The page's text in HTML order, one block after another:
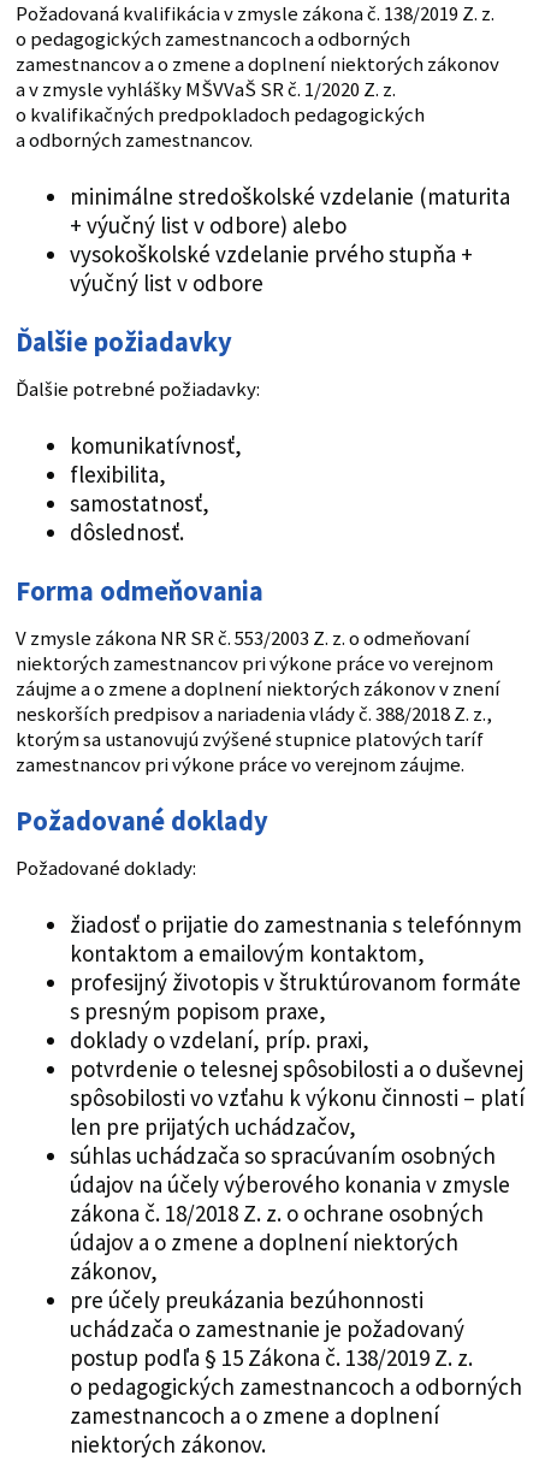
Požadovaná kvalifikácia v zmysle zákona č. 138/2019 Z. z.
o pedagogických zamestnancoch a odborných
zamestnancov a o zmene a doplnení niektorých zákonov
a v zmysle vyhlášky MŠVVaŠ SR č. 1/2020 Z. z.
o kvalifikačných predpokladoch pedagogických
a odborných zamestnancov.
minimálne stredoškolské vzdelanie (maturita
+ výučný list v odbore) alebo
vysokoškolské vzdelanie prvého stupňa +
výučný list v odbore
Ďalšie požiadavky
Ďalšie potrebné požiadavky:
komunikatívnosť,
flexibilita,
samostatnosť,
dôslednosť.
Forma odmeňovania
V zmysle zákona NR SR č. 553/2003 Z. z. o odmeňovaní
niektorých zamestnancov pri výkone práce vo verejnom
záujme a o zmene a doplnení niektorých zákonov v znení
neskorších predpisov a nariadenia vlády č. 388/2018 Z. z.,
ktorým sa ustanovujú zvýšené stupnice platových taríf
zamestnancov pri výkone práce vo verejnom záujme.
Požadované doklady
Požadované doklady:
žiadosť o prijatie do zamestnania s telefónnym
kontaktom a emailovým kontaktom,
profesijný životopis v štruktúrovanom formáte
s presným popisom praxe,
doklady o vzdelaní, príp. praxi,
potvrdenie o telesnej spôsobilosti a o duševnej
spôsobilosti vo vzťahu k výkonu činnosti – platí
len pre prijatých uchádzačov,
súhlas uchádzača so spracúvaním osobných
údajov na účely výberového konania v zmysle
zákona č. 18/2018 Z. z. o ochrane osobných
údajov a o zmene a doplnení niektorých
zákonov,
pre účely preukázania bezúhonnosti
uchádzača o zamestnanie je požadovaný
postup podľa § 15 Zákona č. 138/2019 Z. z.
o pedagogických zamestnancoch a odborných
zamestnancoch a o zmene a doplnení
niektorých zákonov.